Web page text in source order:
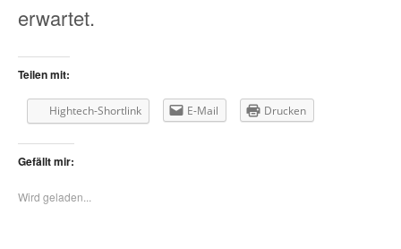
erwartet.
Teilen mit:
Hightech-Shortlink E-Mail Drucken
Gefällt mir:
Wird geladen...